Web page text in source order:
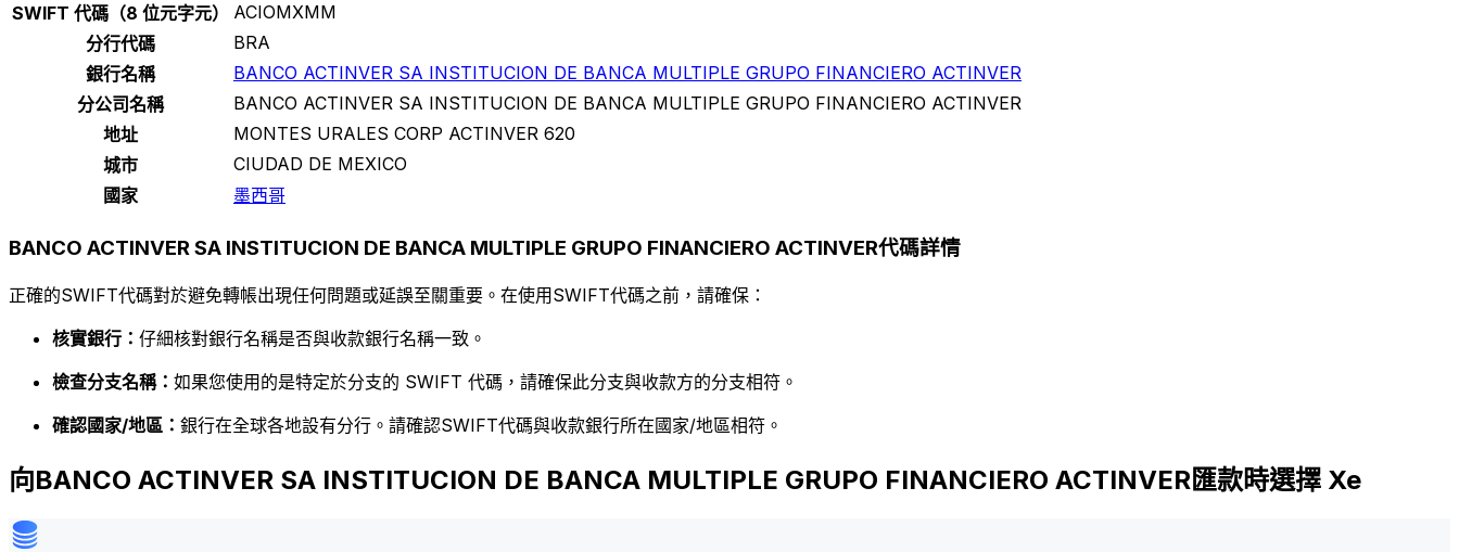
SWIFT 代碼（8 位元字元）
ACIOMXMM
分行代碼
BRA
銀行名稱
BANCO ACTINVER SA INSTITUCION DE BANCA MULTIPLE GRUPO FINANCIERO ACTINVER
分公司名稱
BANCO ACTINVER SA INSTITUCION DE BANCA MULTIPLE GRUPO FINANCIERO ACTINVER
地址
MONTES URALES CORP ACTINVER 620
城市
CIUDAD DE MEXICO
國家
墨西哥
BANCO ACTINVER SA INSTITUCION DE BANCA MULTIPLE GRUPO FINANCIERO ACTINVER代碼詳情
正確的SWIFT代碼對於避免轉帳出現任何問題或延誤至關重要。在使用SWIFT代碼之前，請確保：
核實銀行： 仔細核對銀行名稱是否與收款銀行名稱一致。
檢查分支名稱： 如果您使用的是特定於分支的 SWIFT 代碼，請確保此分支與收款方的分支相符。
確認國家/地區： 銀行在全球各地設有分行。請確認SWIFT代碼與收款銀行所在國家/地區相符。
向BANCO ACTINVER SA INSTITUCION DE BANCA MULTIPLE GRUPO FINANCIERO ACTINVER匯款時選擇 Xe